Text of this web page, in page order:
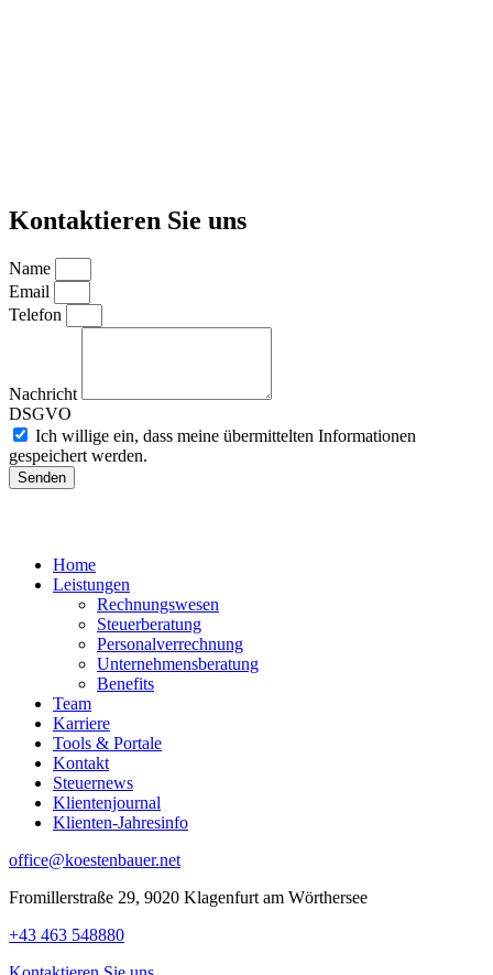
Kontaktieren Sie uns
Name
Email
Telefon
Nachricht
DSGVO
Ich willige ein, dass meine übermittelten Informationen
gespeichert werden.
Senden
Home
Leistungen
Rechnungswesen
Steuerberatung
Personalverrechnung
Unternehmensberatung
Benefits
Team
Karriere
Tools & Portale
Kontakt
Steuernews
Klientenjournal
Klienten-Jahresinfo
office@koestenbauer.net
Fromillerstraße 29, 9020 Klagenfurt am Wörthersee
+43 463 548880